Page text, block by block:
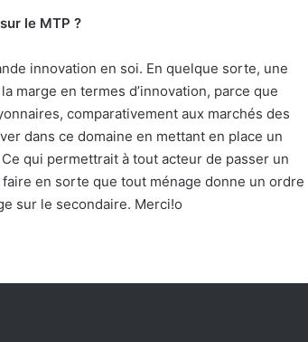
le MTP ?
innovation en soi. En quelque sorte, une
marge en termes d’innovation, parce que
comparativement aux marchés des
dans ce domaine en mettant en place un
qui permettrait à tout acteur de passer un
en sorte que tout ménage donne un ordre
sur le secondaire. Merci!o